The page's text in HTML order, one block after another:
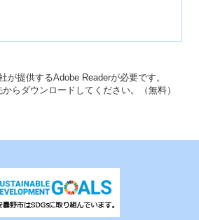
提供するAdobe Readerが必要です。
らダウンロードしてください。（無料）